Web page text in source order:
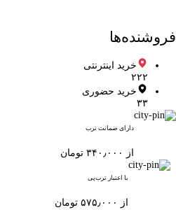
فروشنده‌ها
خرید اینترنتی
۲۲۲
خرید حضوری
۳۳
دارای ضمانت ترب
از ۳۴۰٫۰۰۰ تومان
با اعتبار ترب‌پی
از ۵۷۵٫۰۰۰ تومان